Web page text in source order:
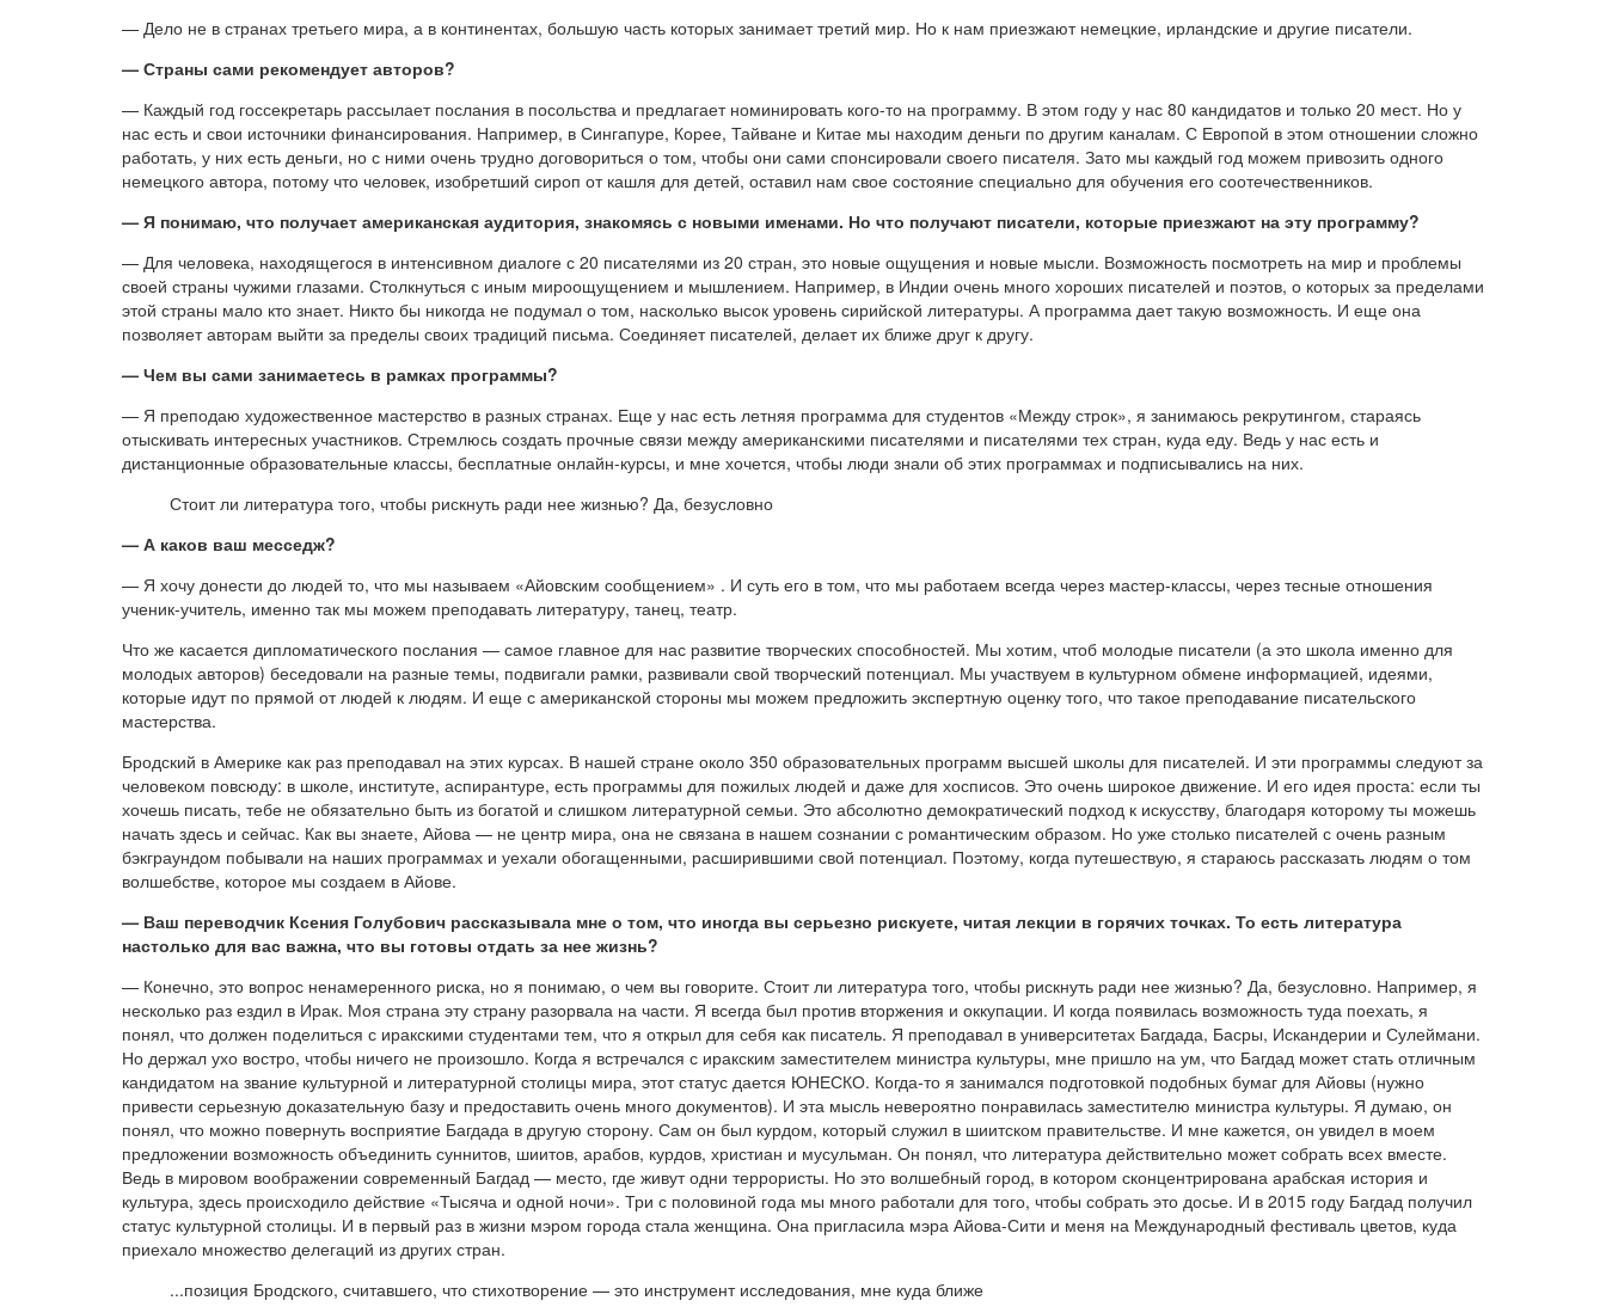
— Дело не в странах третьего мира, а в континентах, большую часть которых занимает третий мир. Но к нам приезжают немецкие, ирландские и другие писатели.
— Страны сами рекомендует авторов?
— Каждый год госсекретарь рассылает послания в посольства и предлагает номинировать кого-то на программу. В этом году у нас 80 кандидатов и только 20 мест. Но у
нас есть и свои источники финансирования. Например, в Сингапуре, Корее, Тайване и Китае мы находим деньги по другим каналам. С Европой в этом отношении сложно
работать, у них есть деньги, но с ними очень трудно договориться о том, чтобы они сами спонсировали своего писателя. Зато мы каждый год можем привозить одного
немецкого автора, потому что человек, изобретший сироп от кашля для детей, оставил нам свое состояние специально для обучения его соотечественников.
— Я понимаю, что получает американская аудитория, знакомясь с новыми именами. Но что получают писатели, которые приезжают на эту программу?
— Для человека, находящегося в интенсивном диалоге с 20 писателями из 20 стран, это новые ощущения и новые мысли. Возможность посмотреть на мир и проблемы
своей страны чужими глазами. Столкнуться с иным мироощущением и мышлением. Например, в Индии очень много хороших писателей и поэтов, о которых за пределами
этой страны мало кто знает. Никто бы никогда не подумал о том, насколько высок уровень сирийской литературы. А программа дает такую возможность. И еще она
позволяет авторам выйти за пределы своих традиций письма. Соединяет писателей, делает их ближе друг к другу.
— Чем вы сами занимаетесь в рамках программы?
— Я преподаю художественное мастерство в разных странах. Еще у нас есть летняя программа для студентов «Между строк», я занимаюсь рекрутингом, стараясь
отыскивать интересных участников. Стремлюсь создать прочные связи между американскими писателями и писателями тех стран, куда еду. Ведь у нас есть и
дистанционные образовательные классы, бесплатные онлайн-курсы, и мне хочется, чтобы люди знали об этих программах и подписывались на них.
Стоит ли литература того, чтобы рискнуть ради нее жизнью? Да, безусловно
— А каков ваш месседж?
— Я хочу донести до людей то, что мы называем «Айовским сообщением» . И суть его в том, что мы работаем всегда через мастер-классы, через тесные отношения
ученик-учитель, именно так мы можем преподавать литературу, танец, театр.
Что же касается дипломатического послания — самое главное для нас развитие творческих способностей. Мы хотим, чтоб молодые писатели (а это школа именно для
молодых авторов) беседовали на разные темы, подвигали рамки, развивали свой творческий потенциал. Мы участвуем в культурном обмене информацией, идеями,
которые идут по прямой от людей к людям. И еще с американской стороны мы можем предложить экспертную оценку того, что такое преподавание писательского
мастерства.
Бродский в Америке как раз преподавал на этих курсах. В нашей стране около 350 образовательных программ высшей школы для писателей. И эти программы следуют за
человеком повсюду: в школе, институте, аспирантуре, есть программы для пожилых людей и даже для хосписов. Это очень широкое движение. И его идея проста: если ты
хочешь писать, тебе не обязательно быть из богатой и слишком литературной семьи. Это абсолютно демократический подход к искусству, благодаря которому ты можешь
начать здесь и сейчас. Как вы знаете, Айова — не центр мира, она не связана в нашем сознании с романтическим образом. Но уже столько писателей с очень разным
бэкграундом побывали на наших программах и уехали обогащенными, расширившими свой потенциал. Поэтому, когда путешествую, я стараюсь рассказать людям о том
волшебстве, которое мы создаем в Айове.
— Ваш переводчик Ксения Голубович рассказывала мне о том, что иногда вы серьезно рискуете, читая лекции в горячих точках. То есть литература
настолько для вас важна, что вы готовы отдать за нее жизнь?
— Конечно, это вопрос ненамеренного риска, но я понимаю, о чем вы говорите. Стоит ли литература того, чтобы рискнуть ради нее жизнью? Да, безусловно. Например, я
несколько раз ездил в Ирак. Моя страна эту страну разорвала на части. Я всегда был против вторжения и оккупации. И когда появилась возможность туда поехать, я
понял, что должен поделиться с иракскими студентами тем, что я открыл для себя как писатель. Я преподавал в университетах Багдада, Басры, Искандерии и Сулеймани.
Но держал ухо востро, чтобы ничего не произошло. Когда я встречался с иракским заместителем министра культуры, мне пришло на ум, что Багдад может стать отличным
кандидатом на звание культурной и литературной столицы мира, этот статус дается ЮНЕСКО. Когда-то я занимался подготовкой подобных бумаг для Айовы (нужно
привести серьезную доказательную базу и предоставить очень много документов). И эта мысль невероятно понравилась заместителю министра культуры. Я думаю, он
понял, что можно повернуть восприятие Багдада в другую сторону. Сам он был курдом, который служил в шиитском правительстве. И мне кажется, он увидел в моем
предложении возможность объединить суннитов, шиитов, арабов, курдов, христиан и мусульман. Он понял, что литература действительно может собрать всех вместе.
Ведь в мировом воображении современный Багдад — место, где живут одни террористы. Но это волшебный город, в котором сконцентрирована арабская история и
культура, здесь происходило действие «Тысяча и одной ночи». Три с половиной года мы много работали для того, чтобы собрать это досье. И в 2015 году Багдад получил
статус культурной столицы. И в первый раз в жизни мэром города стала женщина. Она пригласила мэра Айова-Сити и меня на Международный фестиваль цветов, куда
приехало множество делегаций из других стран.
...позиция Бродского, считавшего, что стихотворение — это инструмент исследования, мне куда ближе